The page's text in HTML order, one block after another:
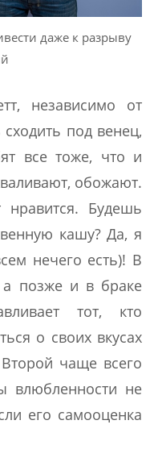
даже к разрыву
независимо от
под венец,
все тоже, что и
обожают.
нравится. Будешь
кашу? Да, я
нечего есть)! В
а позже и в браке
тот, кто
о своих вкусах
чаще всего
влюбленности не
его самооценка